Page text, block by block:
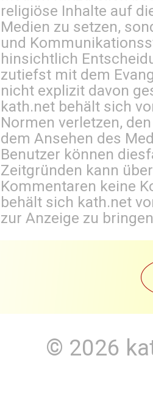
religiöse Inhalte auf
Medien zu setzen,
und
hinsichtlich
zutiefst mit dem
nicht explizit davon
kath.net behält sich
Normen verletzen,
dem Ansehen des
Benutzer können
Zeitgründen kann
Kommentaren keine
behält sich kath.net
zur Anzeige zu
© 2026